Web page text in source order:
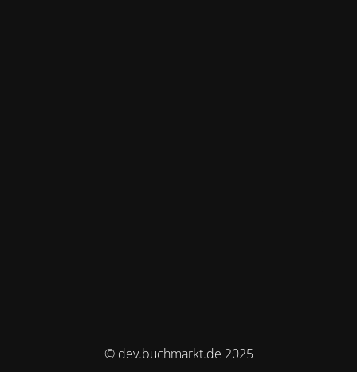
© dev.buchmarkt.de 2025